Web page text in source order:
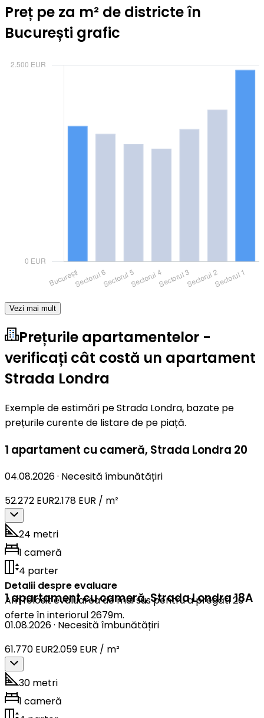
Preț pe za m² de districte în
București grafic
Vezi mai mult
Prețurile apartamentelor -
verificați cât costă un apartament
Strada Londra
Exemple de estimări pe Strada Londra, bazate pe
prețurile curente de listare de pe piață.
1 apartament cu cameră, Strada Londra 20
04.08.2026· Necesită îmbunătățiri
52.272 EUR2.178 EUR / m²
24 metri
1 cameră
4 parter
Detalii despre evaluare
Am folosit evaluarea de mai sus pentru a pregăti 20
oferte în interiorul 2679m.
1 apartament cu cameră,Strada Londra 18A
01.08.2026· Necesită îmbunătățiri
61.770 EUR2.059 EUR / m²
30 metri
1 cameră